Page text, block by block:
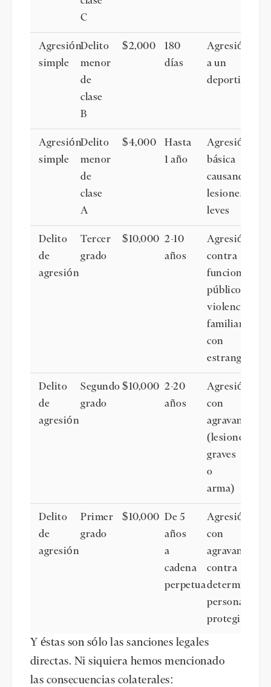
C
Agresión
simple
Delito
menor
de
clase
B
$2,000
180
días
Agresión
a un
deportista
Agresión
simple
Delito
menor
de
clase
A
$4,000
Hasta
1 año
Agresión
básica
causando
lesiones
leves
Delito
de
agresión
Tercer
grado
$10,000 2-10
años
Agresión
contra
funcionario
público,
violencia
familiar
con
Delito
de
agresión
Segundo
grado
$10,000 2-20
años
Agresión
con
agravantes
(lesiones
graves
o
arma)
Delito
de
agresión
Primer
grado
$10,000 De 5
años
a
cadena
perpetua
Agresión
con
agravantes
contra
determinadas
personas
protegidas
Y éstas son sólo las sanciones legales
directas. Ni siquiera hemos mencionado
las consecuencias colaterales: